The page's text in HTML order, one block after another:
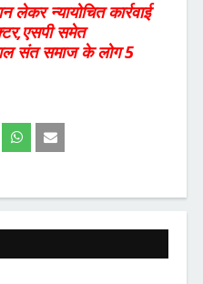
न्यायोचित कार्रवाई
समेत
संत समाज के लोग 5